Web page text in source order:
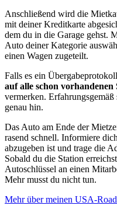
Anschließend wird die
mit deiner Kreditkarte
dem du in die Garage gehst.
Auto deiner Kategorie
einen Wagen zugeteilt.
Falls es ein
auf alle schon vorhandenen
vermerken.
genau hin.
Das Auto am Ende der
rasend schnell. Informiere
abzugeben ist und trage die
Sobald du die Station
Autoschlüssel an einen
Mehr musst du nicht tun.
Mehr über meinen USA-